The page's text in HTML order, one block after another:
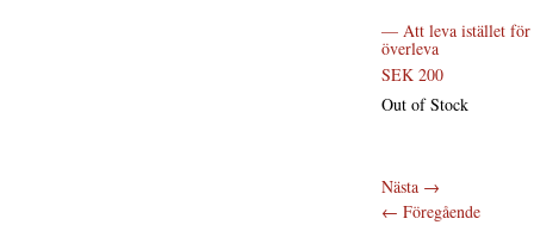
— Att leva istället för
överleva
SEK 200
Out of Stock
Nästa →
← Föregående